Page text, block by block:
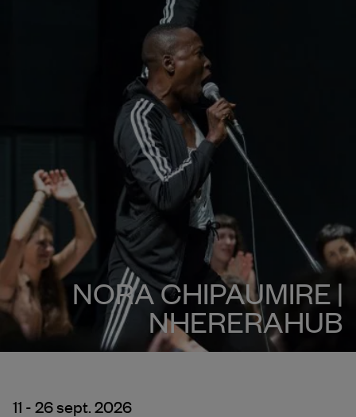
NORA CHIPAUMIRE |
NHERERAHUB
11 - 26 sept. 2026